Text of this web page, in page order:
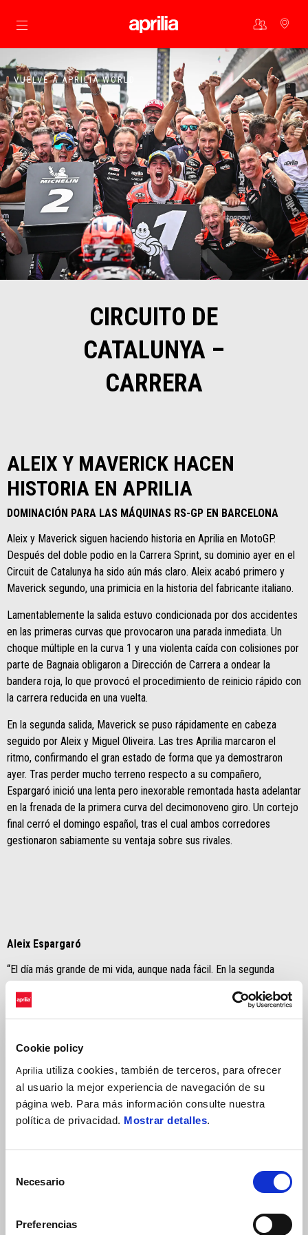
Cookie policy
Aprilia utiliza cookies, también de terceros, para ofrecer
al usuario la mejor experiencia de navegación de su
página web. Para más información consulte nuestra
política de privacidad. Mostrar detalles.
Necesario
Preferencias
Ir al contenido principal
VUELVE A APRILIA WORLD
CIRCUITO DE
CATALUNYA –
CARRERA
ALEIX Y MAVERICK HACEN
HISTORIA EN APRILIA
DOMINACIÓN PARA LAS MÁQUINAS RS-GP EN BARCELONA
Aleix y Maverick siguen haciendo historia en Aprilia en MotoGP.
Después del doble podio en la Carrera Sprint, su dominio ayer en el
Circuit de Catalunya ha sido aún más claro. Aleix acabó primero y
Maverick segundo, una primicia en la historia del fabricante italiano.
Lamentablemente la salida estuvo condicionada por dos accidentes
en las primeras curvas que provocaron una parada inmediata. Un
choque múltiple en la curva 1 y una violenta caída con colisiones por
parte de Bagnaia obligaron a Dirección de Carrera a ondear la
bandera roja, lo que provocó el procedimiento de reinicio rápido con
la carrera reducida en una vuelta.
En la segunda salida, Maverick se puso rápidamente en cabeza
seguido por Aleix y Miguel Oliveira. Las tres Aprilia marcaron el
ritmo, confirmando el gran estado de forma que ya demostraron
ayer. Tras perder mucho terreno respecto a su compañero,
Espargaró inició una lenta pero inexorable remontada hasta adelantar
en la frenada de la primera curva del decimonoveno giro. Un cortejo
final cerró el domingo español, tras el cual ambos corredores
gestionaron sabiamente su ventaja sobre sus rivales.
Aleix Espargaró
“El día más grande de mi vida, aunque nada fácil. En la segunda
salida, después de ver la mala caída de Bagnaia, estaba tenso y
nervioso y perdí terreno detrás de Maverick. Entonces decidí
apretar, sin pensar demasiado en el desgaste de los neumáticos ni
Cuando lo alcancé, estaba bastante claro que tenía dificultades con
el agarre y lo adelanté. Es increíble ver dos Aprilia por delante de
todos. Significa que estamos creciendo, pero no debemos dejarnos
engañar pensando que ya hemos llegado. Todavía tenemos que
trabajar duro juntos, orgullosos de lo que estamos haciendo y todos